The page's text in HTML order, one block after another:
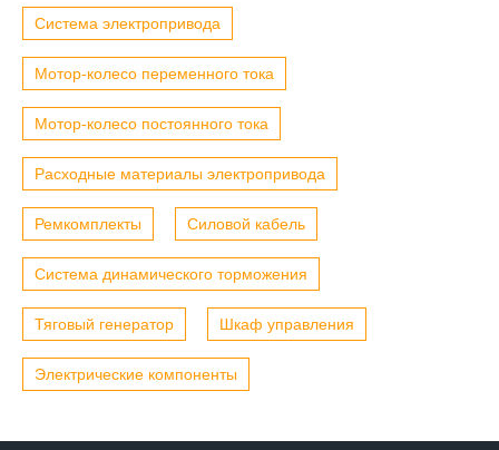
Система электропривода
Мотор-колесо переменного тока
Мотор-колесо постоянного тока
Расходные материалы электропривода
Ремкомплекты Силовой кабель
Система динамического торможения
Тяговый генератор Шкаф управления
Электрические компоненты